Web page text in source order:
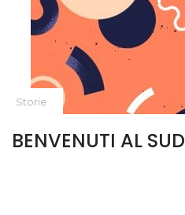
Storie
BENVENUTI AL SUD